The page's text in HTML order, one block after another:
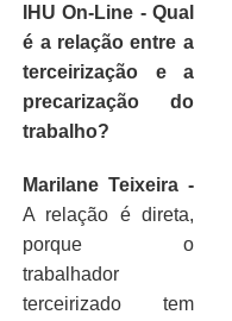
IHU On-Line - Qual
é a relação entre a
terceirização e a
precarização do
trabalho?
Marilane Teixeira -
A relação é direta,
porque o
trabalhador
terceirizado tem